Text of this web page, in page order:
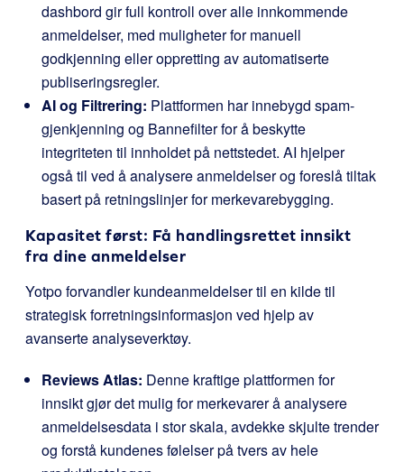
dashbord gir full kontroll over alle innkommende
anmeldelser, med muligheter for manuell
godkjenning eller oppretting av automatiserte
publiseringsregler.
AI og Filtrering: Plattformen har innebygd spam-
gjenkjenning og Bannefilter for å beskytte
integriteten til innholdet på nettstedet. AI hjelper
også til ved å analysere anmeldelser og foreslå tiltak
basert på retningslinjer for merkevarebygging.
Kapasitet først: Få handlingsrettet innsikt
fra dine anmeldelser
Yotpo forvandler kundeanmeldelser til en kilde til
strategisk forretningsinformasjon ved hjelp av
avanserte analyseverktøy.
Reviews Atlas: Denne kraftige plattformen for
innsikt gjør det mulig for merkevarer å analysere
anmeldelsesdata i stor skala, avdekke skjulte trender
og forstå kundenes følelser på tvers av hele